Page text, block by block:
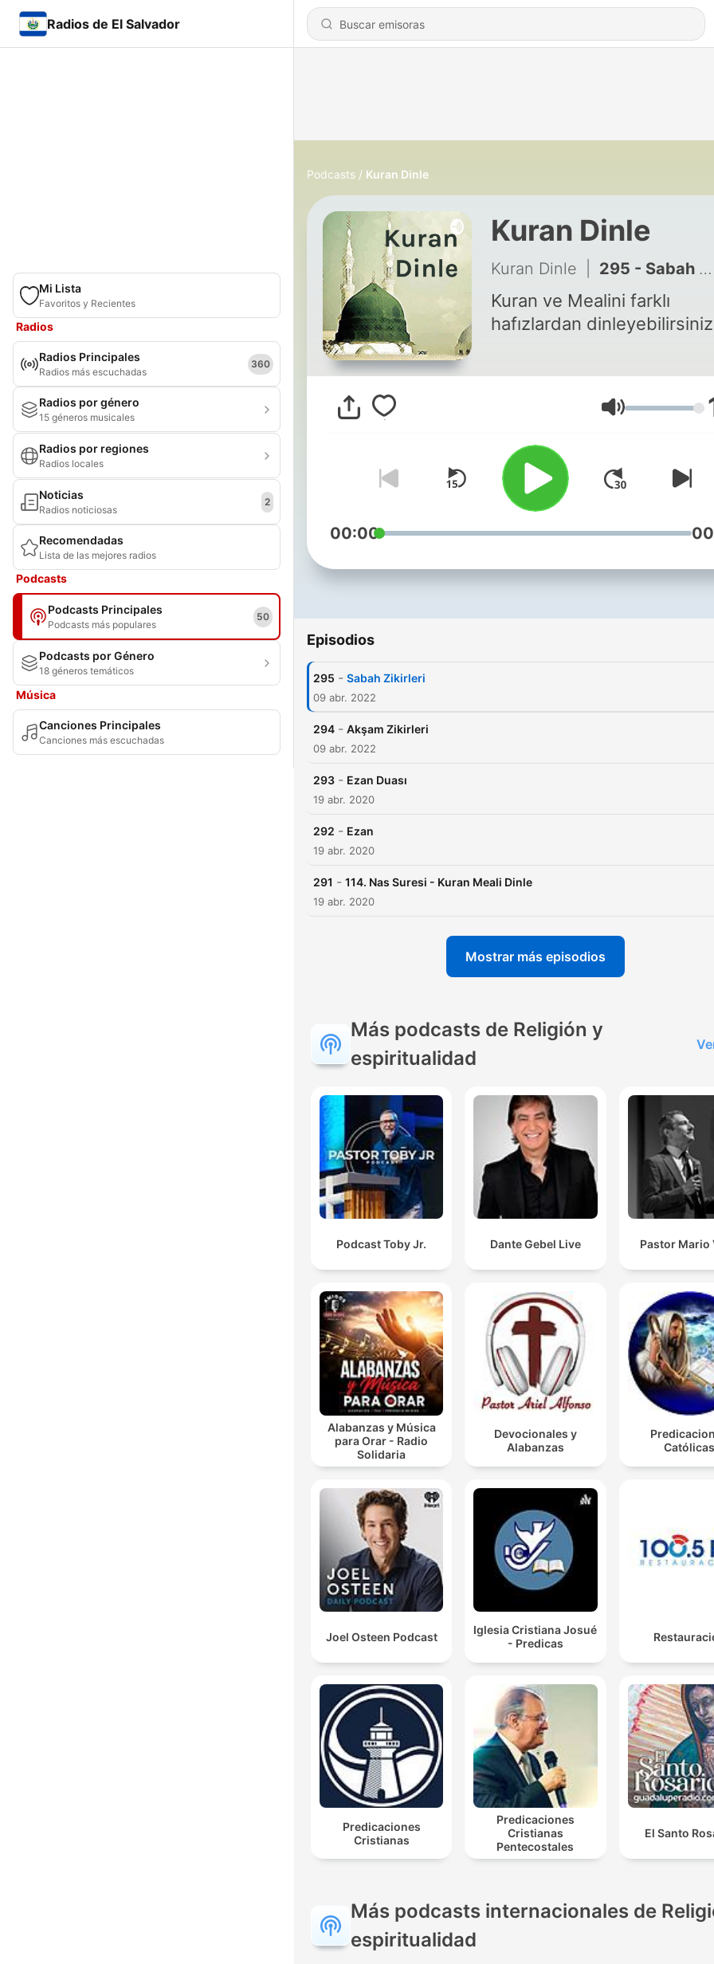
Radios de El Salvador
Mi Lista
Favoritos y Recientes
Radios
Radios Principales
Radios más escuchadas
360
Radios por género
15 géneros musicales
Radios por regiones
Radios locales
Noticias
Radios noticiosas
2
Recomendadas
Lista de las mejores radios
Podcasts
Podcasts Principales
Podcasts más populares
50
Podcasts por Género
18 géneros temáticos
Música
Canciones Principales
Canciones más escuchadas
Podcasts Kuran Dinle
Kuran Dinle
Kuran Dinle 295 - Sabah Zikirleri
Kuran ve Mealini farklı
hafızlardan dinleyebilirsiniz
Volumen
00:00
Episodios
295 - Sabah Zikirleri
09 abr. 2022
294 - Akşam Zikirleri
09 abr. 2022
293 - Ezan Duası
19 abr. 2020
292 - Ezan
19 abr. 2020
291 - 114. Nas Suresi - Kuran Meali Dinle
19 abr. 2020
Mostrar más episodios
Más podcasts de Religión y
espiritualidad
Podcast Toby Jr. Dante Gebel Live Pastor Mario
Alabanzas y Música
para Orar - Radio
Solidaria
Devocionales y
Alabanzas
Joel Osteen Podcast
Iglesia Cristiana Josué
- Predicas
Predicaciones
Cristianas
Predicaciones
Cristianas
Pentecostales
El Santo
Más podcasts internacionales de
espiritualidad